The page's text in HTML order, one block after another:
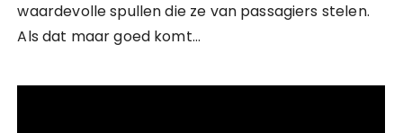
waardevolle spullen die ze van passagiers stelen.
Als dat maar goed komt…